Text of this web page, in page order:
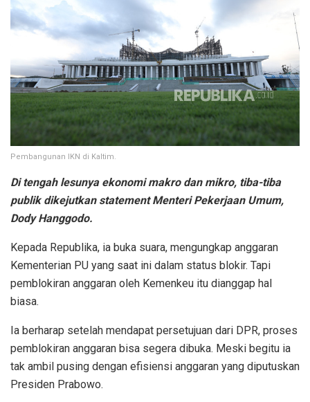
Pembangunan IKN di Kaltim.
Di tengah lesunya ekonomi makro dan mikro, tiba-tiba
publik dikejutkan statement Menteri Pekerjaan Umum,
Dody Hanggodo.
Kepada Republika, ia buka suara, mengungkap anggaran
Kementerian PU yang saat ini dalam status blokir. Tapi
pemblokiran anggaran oleh Kemenkeu itu dianggap hal
biasa.
Ia berharap setelah mendapat persetujuan dari DPR, proses
pemblokiran anggaran bisa segera dibuka. Meski begitu ia
tak ambil pusing dengan efisiensi anggaran yang diputuskan
Presiden Prabowo.